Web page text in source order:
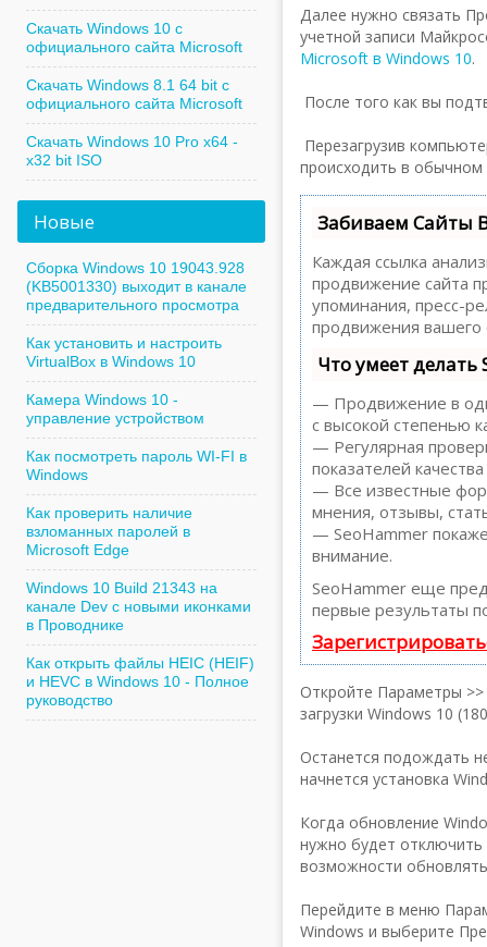
Далее нужно связать
учетной записи
Microsoft в Windows 10.
После того как вы
Перезагрузив
происходить в обычном
Забиваем Сайты
Каждая ссылка
продвижение сайта
упоминания, пресс-
продвижения вашего
Что умеет делать
— Продвижение в
с высокой степенью
— Регулярная
показателей
— Все известные
мнения, отзывы,
— SeoHammer
внимание.
SeoHammer еще
первые результаты
Откройте Параметры
загрузки Windows 10
Останется подождать
начнется установка
Когда обновление
нужно будет отключить
возможности
Перейдите в меню
Windows и выберите
Скачать Windows 10 с
официального сайта Microsoft
Скачать Windows 8.1 64 bit с
официального сайта Microsoft
Скачать Windows 10 Pro x64 -
x32 bit ISO
Новые
Сборка Windows 10 19043.928
(KB5001330) выходит в канале
предварительного просмотра
Как установить и настроить
VirtualBox в Windows 10
Камера Windows 10 -
управление устройством
Как посмотреть пароль WI-FI в
Windows
Как проверить наличие
взломанных паролей в
Microsoft Edge
Windows 10 Build 21343 на
канале Dev с новыми иконками
в Проводнике
Как открыть файлы HEIC (HEIF)
и HEVC в Windows 10 - Полное
руководство